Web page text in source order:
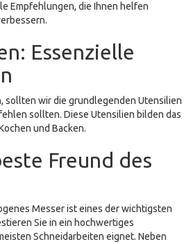
Empfehlungen, die Ihnen helfen
Essenzielle
sollten wir die grundlegenden Utensilien
sollten. Diese Utensilien bilden das
und Backen.
Freund des
Messer ist eines der wichtigsten
Sie in ein hochwertiges
Schneidarbeiten eignet. Neben